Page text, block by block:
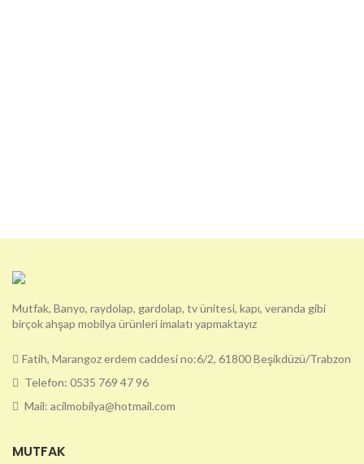
Mutfak, Banyo, raydolap, gardolap, tv ünitesi, kapı, veranda gibi
birçok ahşap mobilya ürünleri imalatı yapmaktayız
Fatih, Marangoz erdem caddesi no:6/2, 61800 Beşikdüzü/Trabzon
Telefon: 0535 769 47 96
Mail: acilmobilya@hotmail.com
MUTFAK